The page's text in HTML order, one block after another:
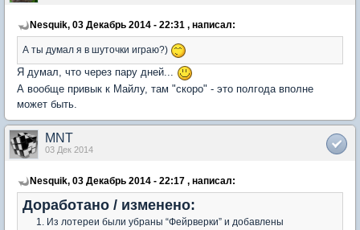
Nesquik, 03 Декабрь 2014 - 22:31 , написал:
А ты думал я в шуточки играю?)
Я думал, что через пару дней...
А вообще привык к Майлу, там "скоро" - это полгода вполне
может быть.
MNT
03 Дек 2014
Nesquik, 03 Декабрь 2014 - 22:17 , написал:
Доработано / изменено:
Из лотереи были убраны “Фейрверки” и добавлены